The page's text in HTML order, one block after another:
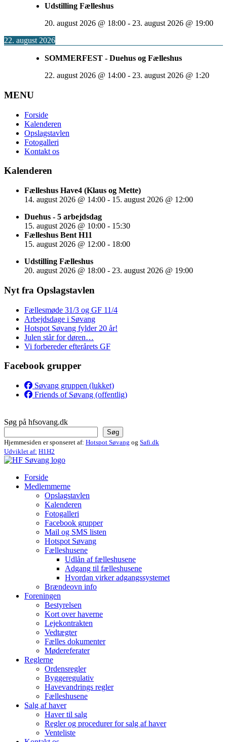
Udstilling Fælleshus
20. august 2026 @ 18:00 - 23. august 2026 @ 19:00
22. august 2026
SOMMERFEST - Duehus og Fælleshus
22. august 2026 @ 14:00 - 23. august 2026 @ 1:20
MENU
Forside
Kalenderen
Opslagstavlen
Fotogalleri
Kontakt os
Kalenderen
Fælleshus Have4 (Klaus og Mette)
14. august 2026 @ 14:00 - 15. august 2026 @ 12:00
Duehus - 5 arbejdsdag
15. august 2026 @ 10:00 - 15:30
Fælleshus Bent H11
15. august 2026 @ 12:00 - 18:00
Udstilling Fælleshus
20. august 2026 @ 18:00 - 23. august 2026 @ 19:00
Nyt fra Opslagstavlen
Fællesmøde 31/3 og GF 11/4
Arbejdsdage i Søvang
Hotspot Søvang fylder 20 år!
Julen står for døren…
Vi forbereder efterårets GF
Facebook grupper
Søvang gruppen (lukket)
Friends of Søvang (offentlig)
Søg på hfsovang.dk
Søg
Hjemmesiden er sponseret af: Hotspot Søvang og Safi.dk
Udviklet af: H1H2
Forside
Medlemmerne
Opslagstavlen
Kalenderen
Fotogalleri
Facebook grupper
Mail og SMS listen
Hotspot Søvang
Fælleshusene
Udlån af fælleshusene
Adgang til fælleshusene
Hvordan virker adgangssystemet
Brændeovn info
Foreningen
Bestyrelsen
Kort over haverne
Lejekontrakten
Vedtægter
Fælles dokumenter
Mødereferater
Reglerne
Ordensregler
Byggeregulativ
Havevandrings regler
Fælleshusene
Salg af haver
Haver til salg
Regler og procedurer for salg af haver
Venteliste